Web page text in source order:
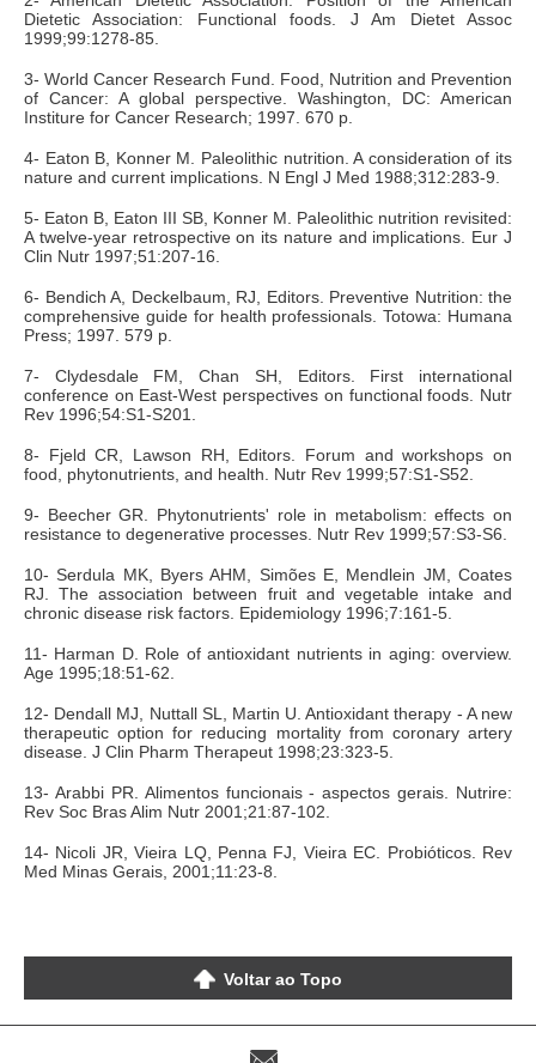
Dietetic Association: Functional foods. J Am Dietet Assoc
1999;99:1278-85.
3- World Cancer Research Fund. Food, Nutrition and Prevention
of Cancer: A global perspective. Washington, DC: American
Institure for Cancer Research; 1997. 670 p.
4- Eaton B, Konner M. Paleolithic nutrition. A consideration of its
nature and current implications. N Engl J Med 1988;312:283-9.
5- Eaton B, Eaton III SB, Konner M. Paleolithic nutrition revisited:
A twelve-year retrospective on its nature and implications. Eur J
Clin Nutr 1997;51:207-16.
6- Bendich A, Deckelbaum, RJ, Editors. Preventive Nutrition: the
comprehensive guide for health professionals. Totowa: Humana
Press; 1997. 579 p.
7- Clydesdale FM, Chan SH, Editors. First international
conference on East-West perspectives on functional foods. Nutr
Rev 1996;54:S1-S201.
8- Fjeld CR, Lawson RH, Editors. Forum and workshops on
food, phytonutrients, and health. Nutr Rev 1999;57:S1-S52.
9- Beecher GR. Phytonutrients' role in metabolism: effects on
resistance to degenerative processes. Nutr Rev 1999;57:S3-S6.
10- Serdula MK, Byers AHM, Simões E, Mendlein JM, Coates
RJ. The association between fruit and vegetable intake and
chronic disease risk factors. Epidemiology 1996;7:161-5.
11- Harman D. Role of antioxidant nutrients in aging: overview.
Age 1995;18:51-62.
12- Dendall MJ, Nuttall SL, Martin U. Antioxidant therapy - A new
therapeutic option for reducing mortality from coronary artery
disease. J Clin Pharm Therapeut 1998;23:323-5.
13- Arabbi PR. Alimentos funcionais - aspectos gerais. Nutrire:
Rev Soc Bras Alim Nutr 2001;21:87-102.
14- Nicoli JR, Vieira LQ, Penna FJ, Vieira EC. Probióticos. Rev
Med Minas Gerais, 2001;11:23-8.
Voltar ao Topo